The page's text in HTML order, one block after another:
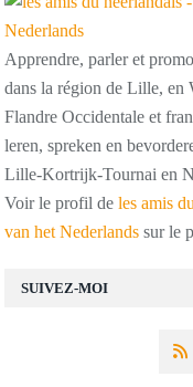
SUIVEZ-MOI
Apprendre, parler et
dans la région de Lille, en
Flandre Occidentale et
leren, spreken en
Lille-Kortrijk-Tournai en
Voir le profil de les amis
van het Nederlands sur le